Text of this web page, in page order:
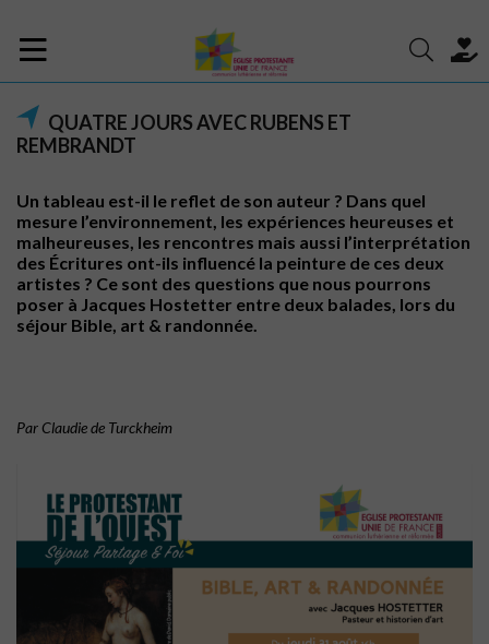
QUATRE JOURS AVEC RUBENS ET
REMBRANDT
Un tableau est-il le reflet de son auteur ? Dans quel
mesure l’environnement, les expériences heureuses et
malheureuses, les rencontres mais aussi l’interprétation
des Écritures ont-ils influencé la peinture de ces deux
artistes ? Ce sont des questions que nous pourrons
poser à Jacques Hostetter entre deux balades, lors du
séjour Bible, art & randonnée.
Par Claudie de Turckheim